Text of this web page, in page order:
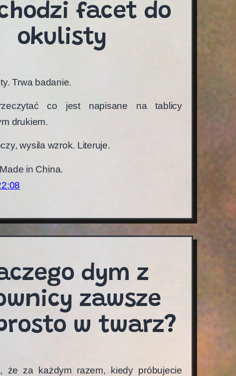
facet do
okulisty
Trwa badanie.
co jest napisane na tablicy
drukiem.
wysila wzrok. Literuje.
in China.
dym z
zawsze
w twarz?
że za każdym razem, kiedy próbujecie